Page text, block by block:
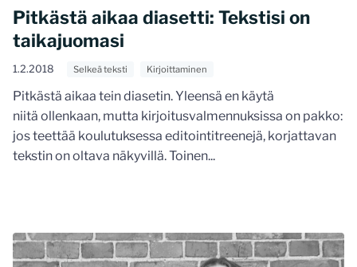
Pitkästä aikaa diasetti: Tekstisi on
taikajuomasi
1.2.2018 Selkeä teksti Kirjoittaminen
Pitkästä aikaa tein diasetin. Yleensä en käytä
niitä ollenkaan, mutta kirjoitusvalmennuksissa on pakko:
jos teettää koulutuksessa editointitreenejä, korjattavan
tekstin on oltava näkyvillä. Toinen...